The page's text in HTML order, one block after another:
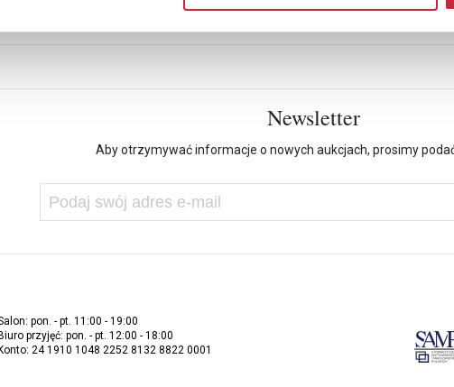
Newsletter
Aby otrzymywać informacje o nowych aukcjach, prosimy
pon. - pt. 11:00 - 19:00
przyjęć: pon. - pt. 12:00 - 18:00
24 1910 1048 2252 8132 8822 0001